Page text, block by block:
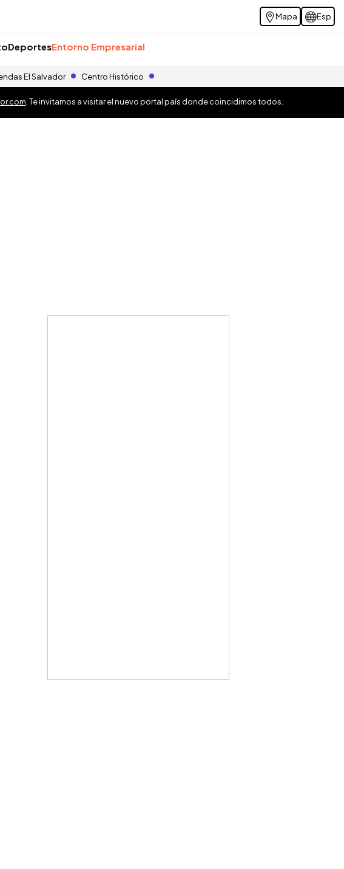
Mapa Esp
DeportesEntorno Empresarial
El Salvador Centro Histórico
. Te invitamos a visitar el nuevo portal país donde coincidimos todos.